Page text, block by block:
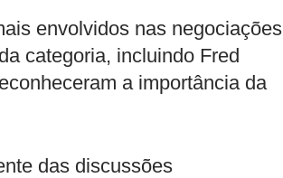
envolvidos nas negociações
categoria, incluindo Fred
a importância da
das discussões